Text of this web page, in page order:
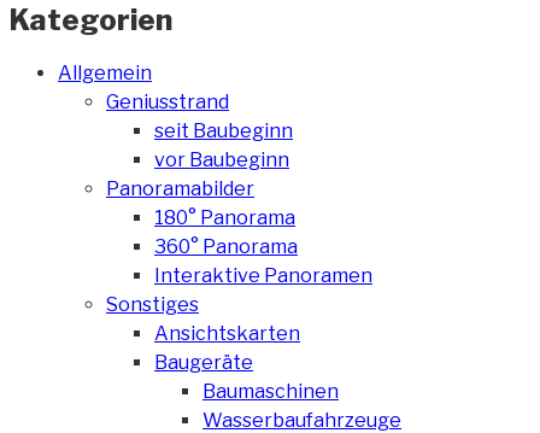
Kategorien
Allgemein
Geniusstrand
seit Baubeginn
vor Baubeginn
Panoramabilder
180° Panorama
360° Panorama
Interaktive Panoramen
Sonstiges
Ansichtskarten
Baugeräte
Baumaschinen
Wasserbaufahrzeuge